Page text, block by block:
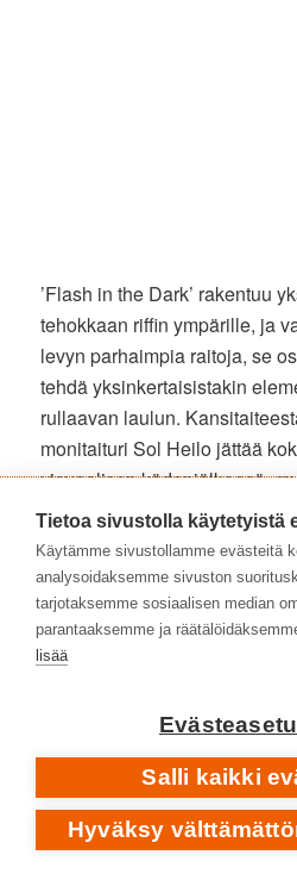
’Flash in the Dark’ rakentuu
tehokkaan riffin ympärille, ja
levyn parhaimpia raitoja, se
tehdä yksinkertaisistakin
rullaavan laulun.
monitaituri Sol Heilo jättää
visuaalisen kädenjälkensä,
hänen vaikutuksensa on
erityisesti kappaleessa ’Shine
nousee levyn kirkkaimmaksi
SHINE LIKE NEON RAYS •
2015
Tietoa sivustolla käytetyistä
Käytämme sivustollamme evästeitä
analysoidaksemme sivuston
tarjotaksemme sosiaalisen median
parantaaksemme ja
lisää
Salli kaikki
Hyväksy